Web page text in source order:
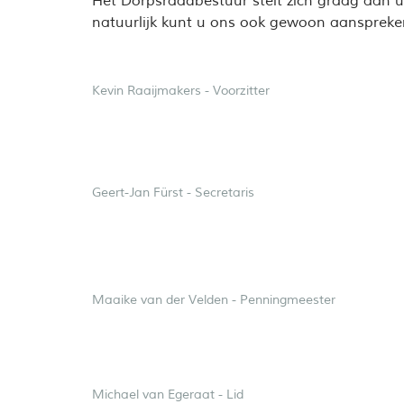
natuurlijk kunt u ons ook gewoon
Kevin Raaijmakers - Voorzitter
Geert-Jan Fürst - Secretaris
Maaike van der Velden - Penningmeester
Michael van Egeraat - Lid